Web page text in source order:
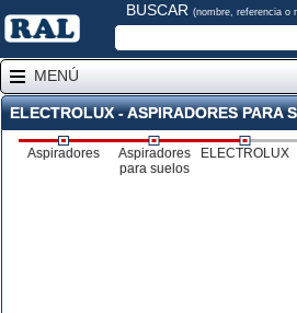
BUSCAR (nombre, referencia o
MENÚ
ELECTROLUX - ASPIRADORES PARA
Aspiradores
Aspiradores
para suelos
ELECTROLUX